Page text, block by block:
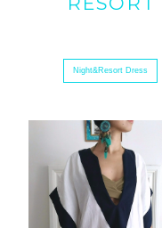
Night&Resort Dress